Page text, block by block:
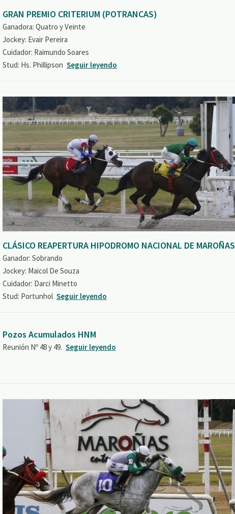
GRAN PREMIO CRITERIUM (POTRANCAS)
Ganadora: Quatro y Veinte
Jockey: Evair Pereira
Cuidador: Raimundo Soares
Stud: Hs. Phillipson Seguir leyendo
CLÁSICO REAPERTURA HIPODROMO NACIONAL DE MAROÑAS
Ganador: Sobrando
Jockey: Maicol De Souza
Cuidador: Darci Minetto
Stud: Portunhol Seguir leyendo
Pozos Acumulados HNM
Reunión Nº 48 y 49. Seguir leyendo